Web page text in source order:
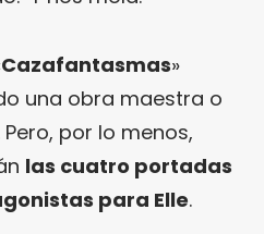
Cazafantasmas»
una obra maestra o
por lo menos,
las cuatro portadas
para Elle.